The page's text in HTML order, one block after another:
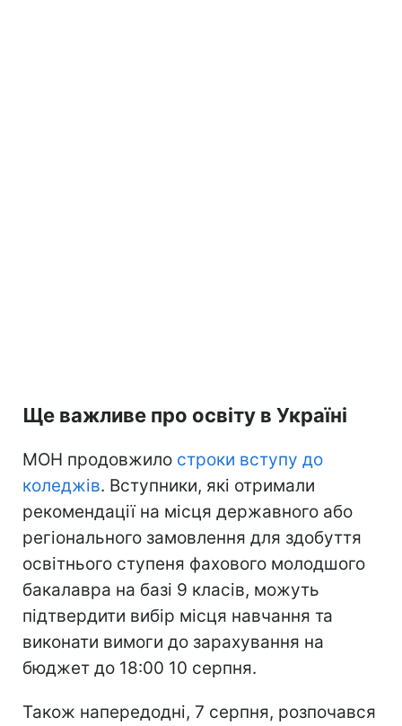
Ще важливе про освіту в Україні
МОН продовжило строки вступу до
коледжів. Вступники, які отримали
рекомендації на місця державного або
регіонального замовлення для здобуття
освітнього ступеня фахового молодшого
бакалавра на базі 9 класів, можуть
підтвердити вибір місця навчання та
виконати вимоги до зарахування на
бюджет до 18:00 10 серпня.
Також напередодні, 7 серпня, розпочався